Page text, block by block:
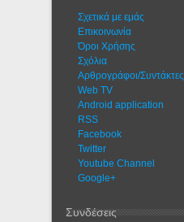
Σχετικά με εμάς
Eπικοινωνία
Όροι Χρήσης
Σχόλια
Αρθρογράφοι/Συντάκτες
Web TV
Android application
RSS
Facebook
Twitter
Youtube Channel
Google+
Συνδέσεις